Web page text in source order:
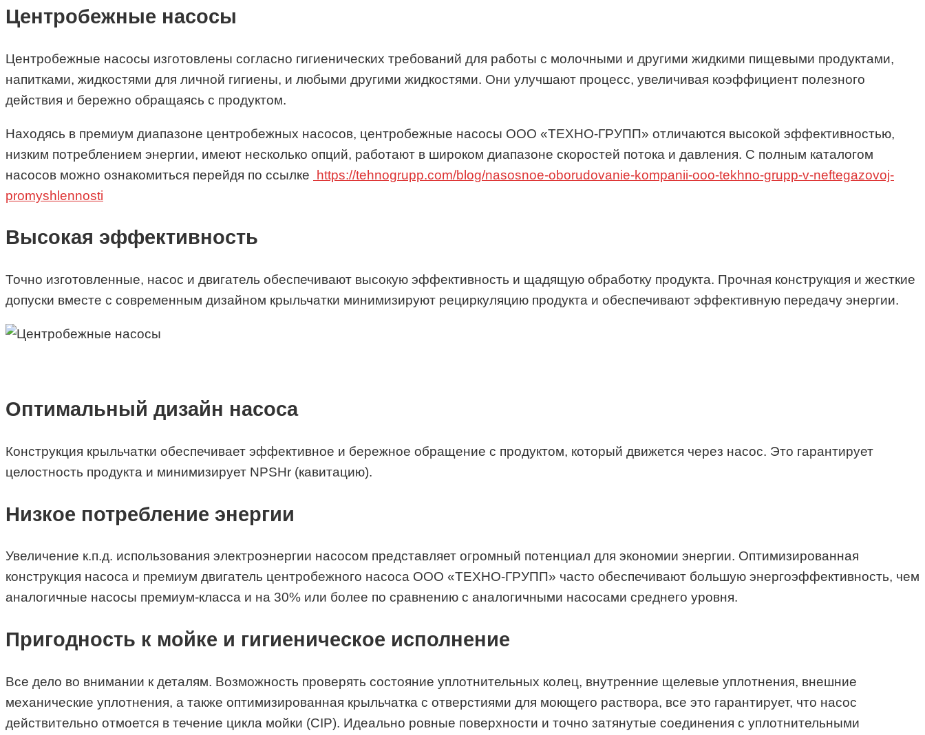
Центробежные насосы
Центробежные насосы изготовлены согласно гигиенических требований для работы с молочными и другими жидкими пищевыми продуктами,
напитками, жидкостями для личной гигиены, и любыми другими жидкостями. Они улучшают процесс, увеличивая коэффициент полезного
действия и бережно обращаясь с продуктом.
Находясь в премиум диапазоне центробежных насосов, центробежные насосы ООО «ТЕХНО-ГРУПП» отличаются высокой эффективностью,
низким потреблением энергии, имеют несколько опций, работают в широком диапазоне скоростей потока и давления. С полным каталогом
насосов можно ознакомиться перейдя по ссылке https://tehnogrupp.com/blog/nasosnoe-oborudovanie-kompanii-ooo-tekhno-grupp-v-neftegazovoj-
promyshlennosti
Высокая эффективность
Точно изготовленные, насос и двигатель обеспечивают высокую эффективность и щадящую обработку продукта. Прочная конструкция и жесткие
допуски вместе с современным дизайном крыльчатки минимизируют рециркуляцию продукта и обеспечивают эффективную передачу энергии.
Оптимальный дизайн насоса
Конструкция крыльчатки обеспечивает эффективное и бережное обращение с продуктом, который движется через насос. Это гарантирует
целостность продукта и минимизирует NPSHr (кавитацию).
Низкое потребление энергии
Увеличение к.п.д. использования электроэнергии насосом представляет огромный потенциал для экономии энергии. Оптимизированная
конструкция насоса и премиум двигатель центробежного насоса ООО «ТЕХНО-ГРУПП» часто обеспечивают большую энергоэффективность, чем
аналогичные насосы премиум-класса и на 30% или более по сравнению с аналогичными насосами среднего уровня.
Пригодность к мойке и гигиеническое исполнение
Все дело во внимании к деталям. Возможность проверять состояние уплотнительных колец, внутренние щелевые уплотнения, внешние
механические уплотнения, а также оптимизированная крыльчатка с отверстиями для моющего раствора, все это гарантирует, что насос
действительно отмоется в течение цикла мойки (CIP). Идеально ровные поверхности и точно затянутые соединения с уплотнительными